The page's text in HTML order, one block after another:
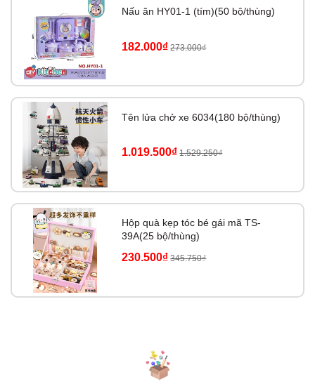
Nấu ăn HY01-1 (tím)(50 bộ/thùng)
182.000₫ 273.000₫
Tên lửa chở xe 6034(180 bộ/thùng)
1.019.500₫ 1.529.250₫
Hộp quà kẹp tóc bé gái mã TS-
39A(25 bộ/thùng)
230.500₫ 345.750₫